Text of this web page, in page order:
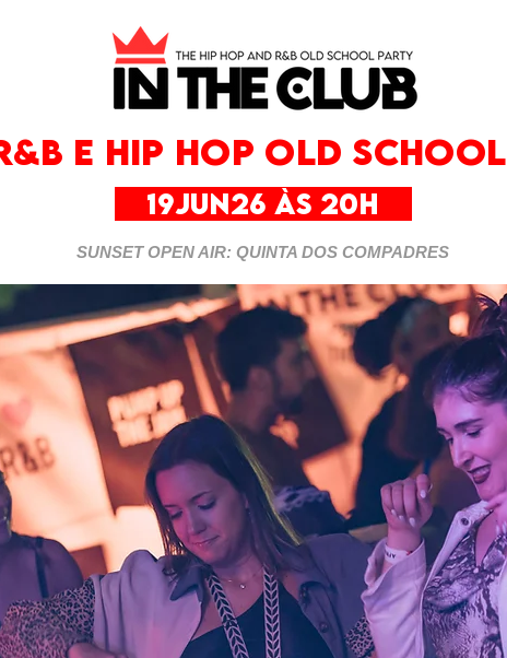
E HIP HOP OLD SCHOOL
19JUN26 às 20h
SUNSET OPEN AIR: QUINTA DOS COMPADRES